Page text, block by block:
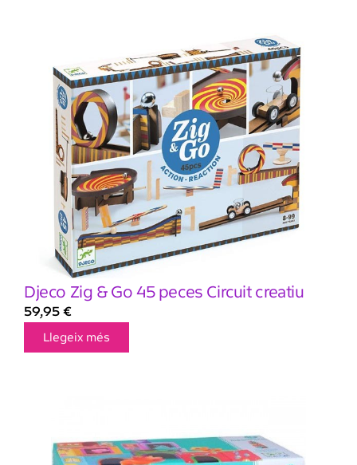
Djeco Zig & Go 45 peces Circuit creatiu
59,95 €
Llegeix més